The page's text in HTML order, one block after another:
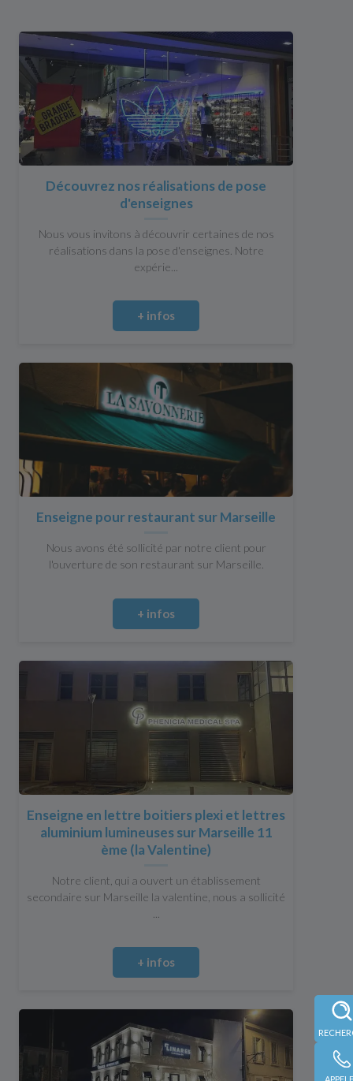
Découvrez nos réalisations de pose
d'enseignes
Nous vous invitons à découvrir certaines de nos
réalisations dans la pose d'enseignes. Notre
expérie...
+ infos
Enseigne pour restaurant sur Marseille
Nous avons été sollicité par notre client pour
l'ouverture de son restaurant sur Marseille.
+ infos
Enseigne en lettre boitiers plexi et lettres
aluminium lumineuses sur Marseille 11
ème (la Valentine)
Notre client, qui a ouvert un établissement
secondaire sur Marseille la valentine, nous a sollicité
+ infos